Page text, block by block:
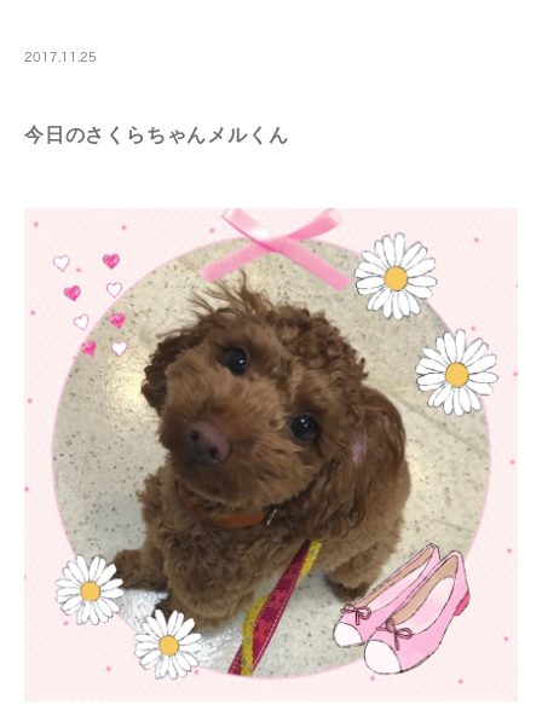
2017.11.25
今日のさくらちゃんメルくん